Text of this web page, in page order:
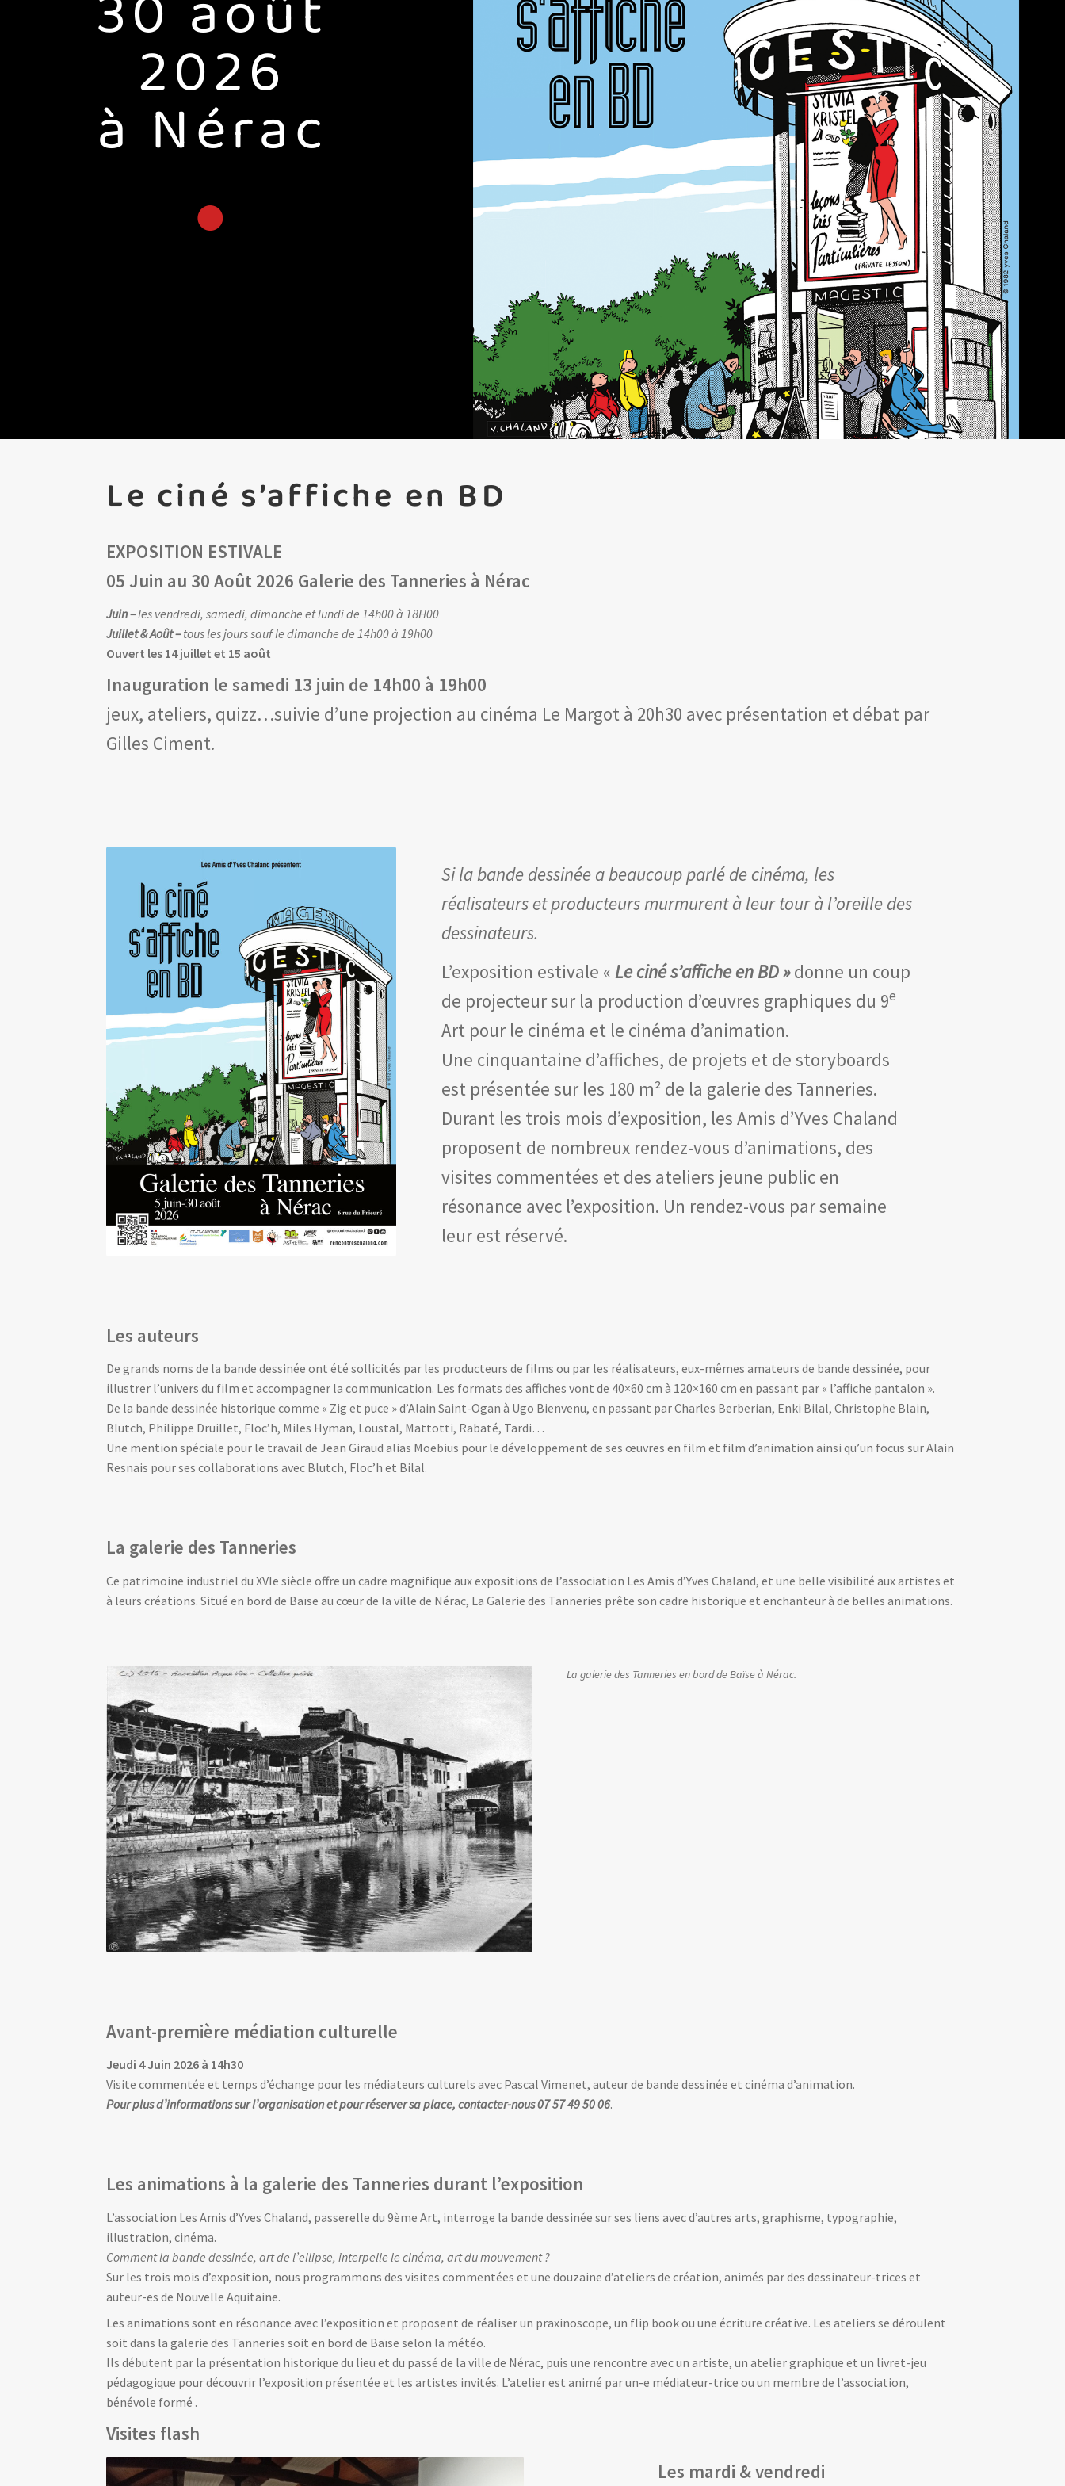
2026
à Nérac
●
Le ciné s’affiche en BD
EXPOSITION ESTIVALE
05 Juin au 30 Août 2026 Galerie des Tanneries à Nérac
Juin –les vendredi, samedi, dimanche et lundi de 14h00 à 18H00
Juillet & Août –tous les jours sauf le dimanche de 14h00 à 19h00
Ouvert les 14 juillet et 15 août
Inauguration le samedi 13 juin de 14h00 à 19h00
jeux, ateliers, quizz…suivie d’une projection au cinéma Le Margot à 20h30 avec présentation et débat par
Gilles Ciment.
Si la bande dessinée a beaucoup parlé de cinéma, les
réalisateurs et producteurs murmurent à leur tour à l’oreille des
dessinateurs.
L’exposition estivale « Le ciné s’affiche en BD »donne un coup
de projecteur sur la production d’œuvres graphiques du 9e
Art pour le cinéma et le cinéma d’animation.
Une cinquantaine d’affiches, de projets et de storyboards
est présentée sur les 180 m² de la galerie des Tanneries.
Durant les trois mois d’exposition, les Amis d’Yves Chaland
proposent de nombreux rendez-vous d’animations, des
visites commentées et des ateliers jeune public en
résonance avec l’exposition. Un rendez-vous par semaine
leur est réservé.
Les auteurs
De grands noms de la bande dessinée ont été sollicités par les producteurs de films ou par les réalisateurs, eux-mêmes amateurs de bande dessinée, pour
illustrer l’univers du film et accompagner la communication. Les formats des affiches vont de 40×60 cm à 120×160 cm en passant par « l’affiche pantalon ».
De la bande dessinée historique comme « Zig et puce » d’Alain Saint-Ogan à Ugo Bienvenu, en passant par Charles Berberian, Enki Bilal, Christophe Blain,
Blutch, Philippe Druillet, Floc’h, Miles Hyman, Loustal, Mattotti, Rabaté, Tardi…
Une mention spéciale pour le travail de Jean Giraud alias Moebius pour le développement de ses œuvres en film et film d’animation ainsi qu’un focus sur Alain
Resnais pour ses collaborations avec Blutch, Floc’h et Bilal.
La galerie des Tanneries
Ce patrimoine industriel du XVIe siècle offre un cadre magnifique aux expositions de l’association Les Amis d’Yves Chaland, et une belle visibilité aux artistes et
à leurs créations. Situé en bord de Baïse au cœur de la ville de Nérac, La Galerie des Tanneries prête son cadre historique et enchanteur à de belles animations.
La galerie des Tanneries en bord de Baïse à Nérac.
Avant-première médiation culturelle
Jeudi 4 Juin 2026 à 14h30
Visite commentée et temps d’échange pour les médiateurs culturels avec Pascal Vimenet, auteur de bande dessinée et cinéma d’animation.
Pour plus d’informations sur l’organisation et pour réserver sa place, contacter-nous 07 57 49 50 06.
Les animations à la galerie des Tanneries durant l’exposition
L’association Les Amis d’Yves Chaland, passerelle du 9ème Art, interroge la bande dessinée sur ses liens avec d’autres arts, graphisme, typographie,
illustration, cinéma.
Comment la bande dessinée, art de l’ellipse, interpelle le cinéma, art du mouvement ?
Sur les trois mois d’exposition, nous programmons des visites commentées et une douzaine d’ateliers de création, animés par des dessinateur-trices et
auteur-es de Nouvelle Aquitaine.
Les animations sont en résonance avec l’exposition et proposent de réaliser un praxinoscope, un flip book ou une écriture créative. Les ateliers se déroulent
soit dans la galerie des Tanneries soit en bord de Baïse selon la météo.
Ils débutent par la présentation historique du lieu et du passé de la ville de Nérac, puis une rencontre avec un artiste, un atelier graphique et un livret-jeu
pédagogique pour découvrir l’exposition présentée et les artistes invités. L’atelier est animé par un-e médiateur-trice ou un membre de l’association,
bénévole formé .
Visites flash
Les mardi & vendredi